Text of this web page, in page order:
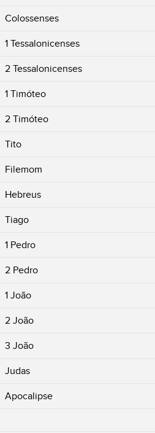
Colossenses
1 Tessalonicenses
2 Tessalonicenses
1 Timóteo
2 Timóteo
Tito
Filemom
Hebreus
Tiago
1 Pedro
2 Pedro
1 João
2 João
3 João
Judas
Apocalipse